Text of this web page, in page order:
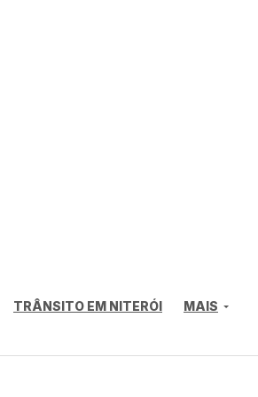
TRÂNSITO EM NITERÓI MAIS